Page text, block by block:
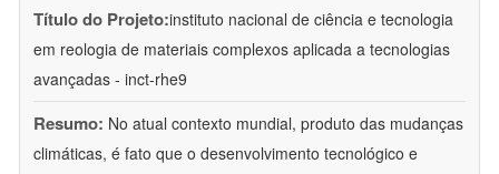
Título do Projeto:instituto nacional de ciência e tecnologia
em reologia de materiais complexos aplicada a tecnologias
avançadas - inct-rhe9
Resumo: No atual contexto mundial, produto das mudanças
climáticas, é fato que o desenvolvimento tecnológico e